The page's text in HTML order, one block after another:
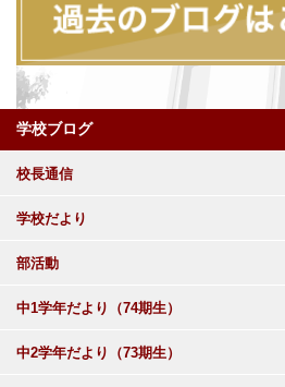
学校ブログ
校長通信
学校だより
部活動
中1学年だより（74期生）
中2学年だより（73期生）